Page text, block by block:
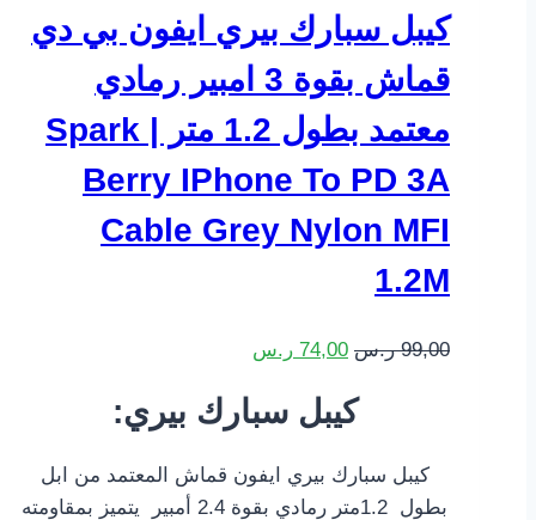
كيبل سبارك بيري ايفون بي دي
قماش بقوة 3 امبير رمادي
معتمد بطول 1.2 متر | Spark
Berry IPhone To PD 3A
Cable Grey Nylon MFI
1.2M
99,00 ر.س 74,00 ر.س
:كيبل سبارك بيري
كيبل سبارك بيري ايفون قماش المعتمد من ابل
بطول 1.2متر رمادي بقوة 2.4 أمبير يتميز بمقاومته